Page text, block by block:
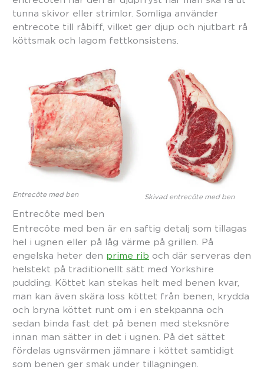
tunna skivor eller strimlor. Somliga använder
entrecote till råbiff, vilket ger djup och njutbart rå
köttsmak och lagom fettkonsistens.
Entrecôte med ben Skivad entrecôte med ben
Entrecôte med ben
Entrecôte med ben är en saftig detalj som tillagas
hel i ugnen eller på låg värme på grillen. På
engelska heter den prime rib och där serveras den
helstekt på traditionellt sätt med Yorkshire
pudding. Köttet kan stekas helt med benen kvar,
man kan även skära loss köttet från benen, krydda
och bryna köttet runt om i en stekpanna och
sedan binda fast det på benen med steksnöre
innan man sätter in det i ugnen. På det sättet
fördelas ugnsvärmen jämnare i köttet samtidigt
som benen ger smak under tillagningen.